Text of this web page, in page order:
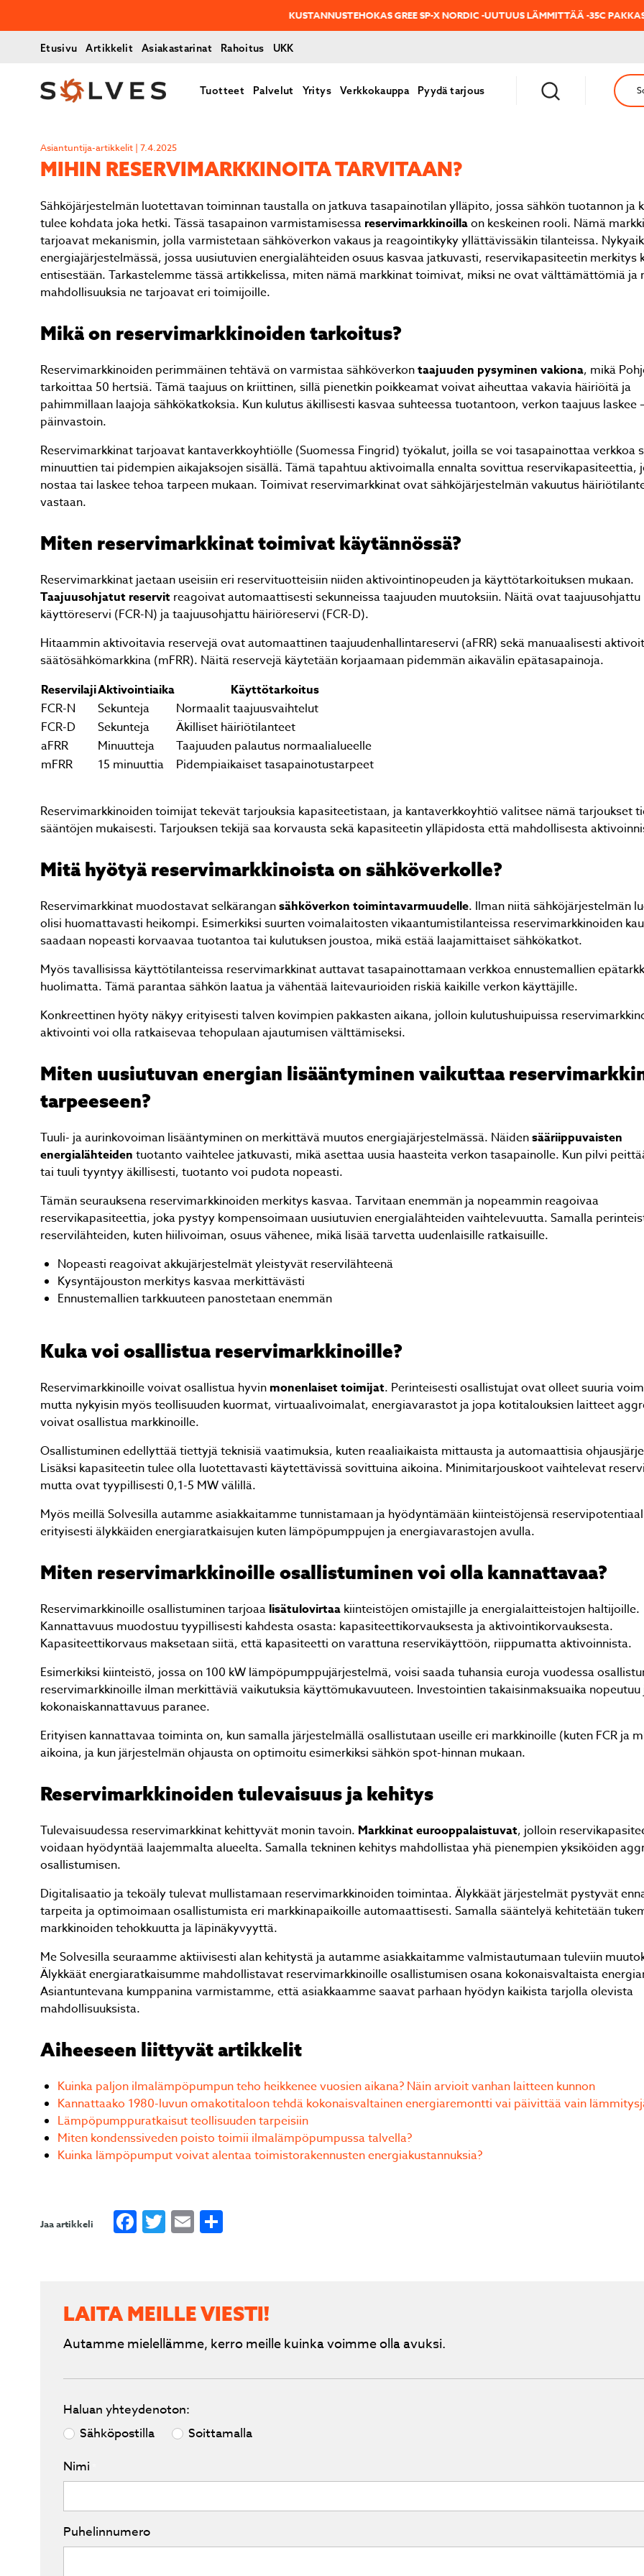
KUSTANNUSTEHOKAS GREE SP-X NORDIC -UUTUUS LÄMMITTÄÄ -35C PAKKASILLE!
Etusivu Artikkelit Asiakastarinat Rahoitus UKK
Tuotteet Palvelut Yritys Verkkokauppa Pyydä tarjous
Asiantuntija-artikkelit | 7.4.2025
MIHIN RE­SER­VI­MARK­KI­NOI­TA TARVITAAN?
Sähköjärjestelmän luotettavan toiminnan taustalla on jatkuva tasapainotilan ylläpito, jossa sähkön tuotannon ja
tulee kohdata joka hetki. Tässä tasapainon varmistamisessa reservimarkkinoillaon keskeinen rooli. Nämä
tarjoavat mekanismin, jolla varmistetaan sähköverkon vakaus ja reagointikyky yllättävissäkin tilanteissa.
energiajärjestelmässä, jossa uusiutuvien energialähteiden osuus kasvaa jatkuvasti, reservikapasiteetin merkitys
entisestään. Tarkastelemme tässä artikkelissa, miten nämä markkinat toimivat, miksi ne ovat välttämättömiä ja
mahdollisuuksia ne tarjoavat eri toimijoille.
Mikä on reservimarkkinoiden tarkoitus?
Reservimarkkinoiden perimmäinen tehtävä on varmistaa sähköverkontaajuuden pysyminen vakiona, mikä
tarkoittaa 50 hertsiä. Tämä taajuus on kriittinen, sillä pienetkin poikkeamat voivat aiheuttaa vakavia häiriöitä ja
pahimmillaan laajoja sähkökatkoksia. Kun kulutus äkillisesti kasvaa suhteessa tuotantoon, verkon taajuus laskee
päinvastoin.
Reservimarkkinat tarjoavat kantaverkkoyhtiölle (Suomessa Fingrid) työkalut, joilla se voi tasapainottaa verkkoa
minuuttien tai pidempien aikajaksojen sisällä. Tämä tapahtuu aktivoimalla ennalta sovittua reservikapasiteettia,
nostaa tai laskee tehoa tarpeen mukaan. Toimivat reservimarkkinat ovat sähköjärjestelmän vakuutus
vastaan.
Miten reservimarkkinat toimivat käytännössä?
Reservimarkkinat jaetaan useisiin eri reservituotteisiin niiden aktivointinopeuden ja käyttötarkoituksen mukaan.
Taajuusohjatut reservit reagoivat automaattisesti sekunneissa taajuuden muutoksiin. Näitä ovat taajuusohjattu
käyttöreservi (FCR-N) ja taajuusohjattu häiriöreservi (FCR-D).
Hitaammin aktivoitavia reservejä ovat automaattinen taajuudenhallintareservi (aFRR) sekä manuaalisesti
säätösähkömarkkina (mFRR). Näitä reservejä käytetään korjaamaan pidemmän aikavälin epätasapainoja.
ReservilajiAktivointiaika
Käyttötarkoitus
FCR-N
Sekunteja
Normaalit taajuusvaihtelut
FCR-D
Sekunteja
Äkilliset häiriötilanteet
aFRR
Minuutteja
Taajuuden palautus normaalialueelle
mFRR
15 minuuttia Pidempiaikaiset tasapainotustarpeet
Reservimarkkinoiden toimijat tekevät tarjouksia kapasiteetistaan, ja kantaverkkoyhtiö valitsee nämä tarjoukset
sääntöjen mukaisesti. Tarjouksen tekijä saa korvausta sekä kapasiteetin ylläpidosta että mahdollisesta
Mitä hyötyä reservimarkkinoista on sähköverkolle?
Reservimarkkinat muodostavat selkärangansähköverkon toimintavarmuudelle. Ilman niitä sähköjärjestelmän
olisi huomattavasti heikompi. Esimerkiksi suurten voimalaitosten vikaantumistilanteissa reservimarkkinoiden
saadaan nopeasti korvaavaa tuotantoa tai kulutuksen joustoa, mikä estää laajamittaiset sähkökatkot.
Myös tavallisissa käyttötilanteissa reservimarkkinat auttavat tasapainottamaan verkkoa ennustemallien
huolimatta. Tämä parantaa sähkön laatua ja vähentää laitevaurioiden riskiä kaikille verkon käyttäjille.
Konkreettinen hyöty näkyy erityisesti talven kovimpien pakkasten aikana, jolloin kulutushuipuissa
aktivointi voi olla ratkaisevaa tehopulaan ajautumisen välttämiseksi.
Miten uusiutuvan energian lisääntyminen vaikuttaa
tarpeeseen?
Tuuli- ja aurinkovoiman lisääntyminen on merkittävä muutos energiajärjestelmässä. Näidensääriippuvaisten
energialähteiden tuotanto vaihtelee jatkuvasti, mikä asettaa uusia haasteita verkon tasapainolle. Kun pilvi
tai tuuli tyyntyy äkillisesti, tuotanto voi pudota nopeasti.
Tämän seurauksena reservimarkkinoiden merkitys kasvaa. Tarvitaan enemmän ja nopeammin reagoivaa
reservikapasiteettia, joka pystyy kompensoimaan uusiutuvien energialähteiden vaihtelevuutta. Samalla
reservilähteiden, kuten hiilivoiman, osuus vähenee, mikä lisää tarvetta uudenlaisille ratkaisuille.
Nopeasti reagoivat akkujärjestelmät yleistyvät reservilähteenä
Kysyntäjouston merkitys kasvaa merkittävästi
Ennustemallien tarkkuuteen panostetaan enemmän
Kuka voi osallistua reservimarkkinoille?
Reservimarkkinoille voivat osallistua hyvin monenlaiset toimijat. Perinteisesti osallistujat ovat olleet suuria
mutta nykyisin myös teollisuuden kuormat, virtuaalivoimalat, energiavarastot ja jopa kotitalouksien laitteet
voivat osallistua markkinoille.
Osallistuminen edellyttää tiettyjä teknisiä vaatimuksia, kuten reaaliaikaista mittausta ja automaattisia
Lisäksi kapasiteetin tulee olla luotettavasti käytettävissä sovittuina aikoina. Minimitarjouskoot vaihtelevat
mutta ovat tyypillisesti 0,1-5 MW välillä.
Myös meillä Solvesilla autamme asiakkaitamme tunnistamaan ja hyödyntämään kiinteistöjensä
erityisesti älykkäiden energiaratkaisujen kuten lämpöpumppujen ja energiavarastojen avulla.
Miten reservimarkkinoille osallistuminen voi olla kannattavaa?
Reservimarkkinoille osallistuminen tarjoaa lisätulovirtaa kiinteistöjen omistajille ja energialaitteistojen haltijoille.
Kannattavuus muodostuu tyypillisesti kahdesta osasta: kapasiteettikorvauksesta ja aktivointikorvauksesta.
Kapasiteettikorvaus maksetaan siitä, että kapasiteetti on varattuna reservikäyttöön, riippumatta aktivoinnista.
Esimerkiksi kiinteistö, jossa on 100 kW lämpöpumppujärjestelmä, voisi saada tuhansia euroja vuodessa
reservimarkkinoille ilman merkittäviä vaikutuksia käyttömukavuuteen. Investointien takaisinmaksuaika nopeutuu
kokonaiskannattavuus paranee.
Erityisen kannattavaa toiminta on, kun samalla järjestelmällä osallistutaan useille eri markkinoille (kuten FCR ja
aikoina, ja kun järjestelmän ohjausta on optimoitu esimerkiksi sähkön spot-hinnan mukaan.
Reservimarkkinoiden tulevaisuus ja kehitys
Tulevaisuudessa reservimarkkinat kehittyvät monin tavoin. Markkinat eurooppalaistuvat, jolloin
voidaan hyödyntää laajemmalta alueelta. Samalla tekninen kehitys mahdollistaa yhä pienempien yksiköiden
osallistumisen.
Digitalisaatio ja tekoäly tulevat mullistamaan reservimarkkinoiden toimintaa. Älykkäät järjestelmät pystyvät
tarpeita ja optimoimaan osallistumista eri markkinapaikoille automaattisesti. Samalla sääntelyä kehitetään
markkinoiden tehokkuutta ja läpinäkyvyyttä.
Me Solvesilla seuraamme aktiivisesti alan kehitystä ja autamme asiakkaitamme valmistautumaan tuleviin
Älykkäät energiaratkaisumme mahdollistavat reservimarkkinoille osallistumisen osana kokonaisvaltaista
Asiantuntevana kumppanina varmistamme, että asiakkaamme saavat parhaan hyödyn kaikista tarjolla olevista
mahdollisuuksista.
Aiheeseen liittyvät artikkelit
Kuinka paljon ilmalämpöpumpun teho heikkenee vuosien aikana? Näin arvioit vanhan laitteen kunnon
Kannattaako 1980-luvun omakotitaloon tehdä kokonaisvaltainen energiaremontti vai päivittää vain
Lämpöpumppuratkaisut teollisuuden tarpeisiin
Miten kondenssiveden poisto toimii ilmalämpöpumpussa talvella?
Kuinka lämpöpumput voivat alentaa toimistorakennusten energiakustannuksia?
Jaa artikkeli Facebook
Twitter
Email
LAITA MEILLE VIESTI!
Autamme mielellämme, kerro meille kuinka voimme olla avuksi.
Haluan yhteydenoton:
Sähköpostilla
Soittamalla
Nimi
Puhelinnumero
Jäikö sinulla kysyttävää?
niin vastaamme sinulle mahdollisimman pian!
Lähetä
Ei voi kuin kehua. Olemme todella
Sari ja Jari Väätänen
Ilmalämpöpumpusta nopea tarjous, nopea toimitus ja
ammattitaitoinen asennus. Hyvät neuvot kaupan päälle.
Page
3